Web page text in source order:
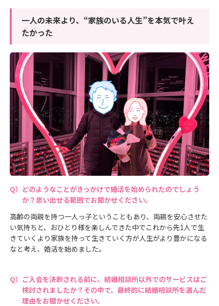
一人の未来より、“家族のいる人生”を本気で叶え
たかった
どのようなことがきっかけで婚活を始められたのでしょう
か？思い出せる範囲でお聞かせください。
高齢の両親を持つ一人っ子ということもあり、両親を安心させた
い気持ちと、おひとり様を楽しんできた中でこれから先1人で生
きていくより家族を持って生きていく方が人生がより豊かになる
なと考え、婚活を始めました。
ご入会を決断される前に、結婚相談所以外でのサービスはご
検討されましたか？その中で、最終的に結婚相談所を選んだ
理由をお聞かせください。